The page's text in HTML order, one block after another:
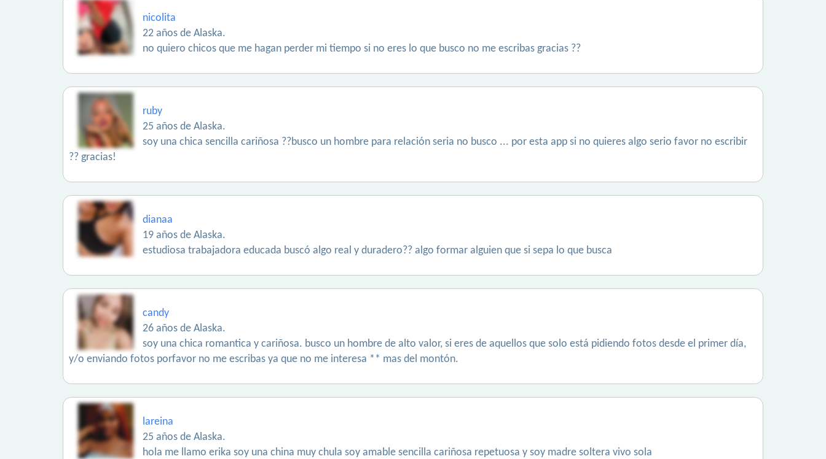
nicolita
22 años de Alaska.
no quiero chicos que me hagan perder mi tiempo si no eres lo que busco no me escribas gracias ??
ruby
25 años de Alaska.
soy una chica sencilla cariñosa ??busco un hombre para relación seria no busco ... por esta app si no quieres algo serio favor no escribir
?? gracias!
dianaa
19 años de Alaska.
estudiosa trabajadora educada buscó algo real y duradero?? algo formar alguien que si sepa lo que busca
candy
26 años de Alaska.
soy una chica romantica y cariñosa. busco un hombre de alto valor, si eres de aquellos que solo está pidiendo fotos desde el primer día,
y/o enviando fotos porfavor no me escribas ya que no me interesa ** mas del montón.
lareina
25 años de Alaska.
hola me llamo erika soy una china muy chula soy amable sencilla cariñosa repetuosa y soy madre soltera vivo sola